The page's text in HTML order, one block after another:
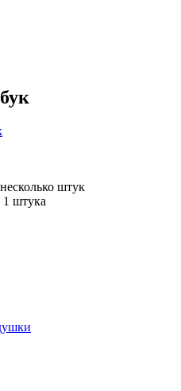
штук
1 штука